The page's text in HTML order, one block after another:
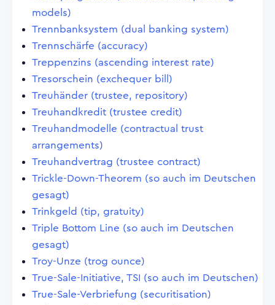
models)
Trennbanksystem (dual banking system)
Trennschärfe (accuracy)
Treppenzins (ascending interest rate)
Tresorschein (exchequer bill)
Treuhänder (trustee, repository)
Treuhandkredit (trustee credit)
Treuhandmodelle (contractual trust
arrangements)
Treuhandvertrag (trustee contract)
Trickle-Down-Theorem (so auch im Deutschen
gesagt)
Trinkgeld (tip, gratuity)
Triple Bottom Line (so auch im Deutschen
gesagt)
Troy-Unze (trog ounce)
True-Sale-Initiative, TSI (so auch im Deutschen)
True-Sale-Verbriefung (securitisation)